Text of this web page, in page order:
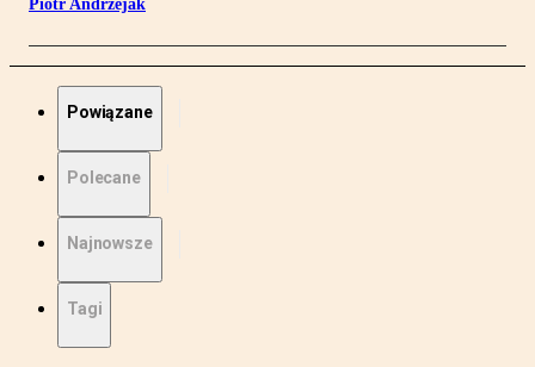
Piotr Andrzejak
Powiązane
Polecane
Najnowsze
Tagi